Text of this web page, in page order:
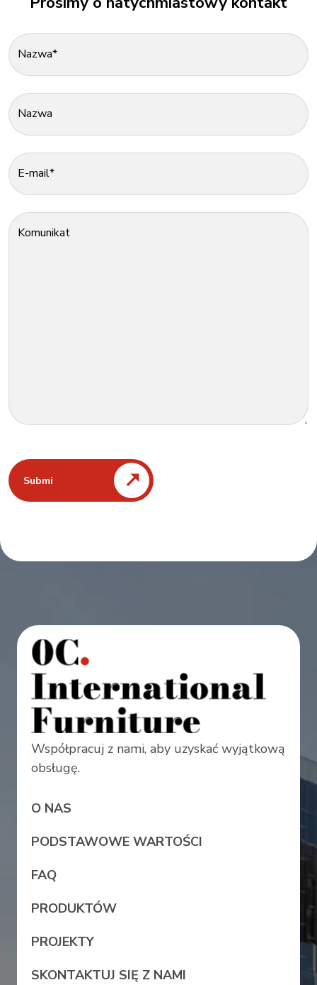
Nazwa*
Nazwa
E-mail*
Komunikat
Submi
Współpracuj z nami, aby uzyskać wyjątkową
obsługę.
O NAS
PODSTAWOWE WARTOŚCI
FAQ
PRODUKTÓW
PROJEKTY
SKONTAKTUJ SIĘ Z NAMI